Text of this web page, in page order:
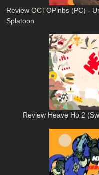
Review OCTOPinbs (PC) -
Splatoon
Review Heave Ho 2